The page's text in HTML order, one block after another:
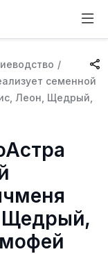
/
семенной
Леон, Щедрый,
Щедрый,